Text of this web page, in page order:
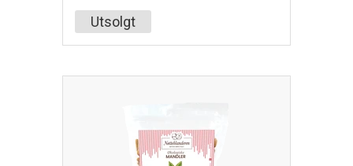
Utsolgt